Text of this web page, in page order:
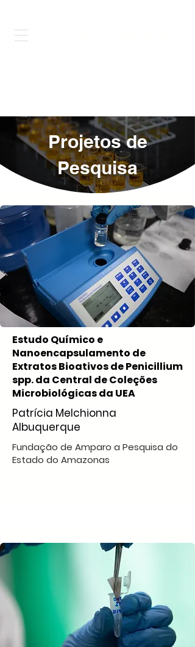
Projetos de
Pesquisa
Estudo Químico e
Nanoencapsulamento de
Extratos Bioativos de Penicillium
spp. da Central de Coleções
Microbiológicas da UEA
Patrícia Melchionna
Albuquerque
Fundação de Amparo a Pesquisa do
Estado do Amazonas